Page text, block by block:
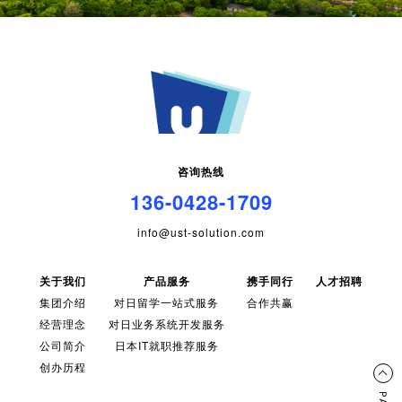
咨询热线
136-0428-1709
info@ust-solution.com
关于我们
集团介绍
经营理念
公司简介
创办历程
产品服务
对日留学一站式服务
对日业务系统开发服务
日本IT就职推荐服务
携手同行
合作共赢
人才招聘